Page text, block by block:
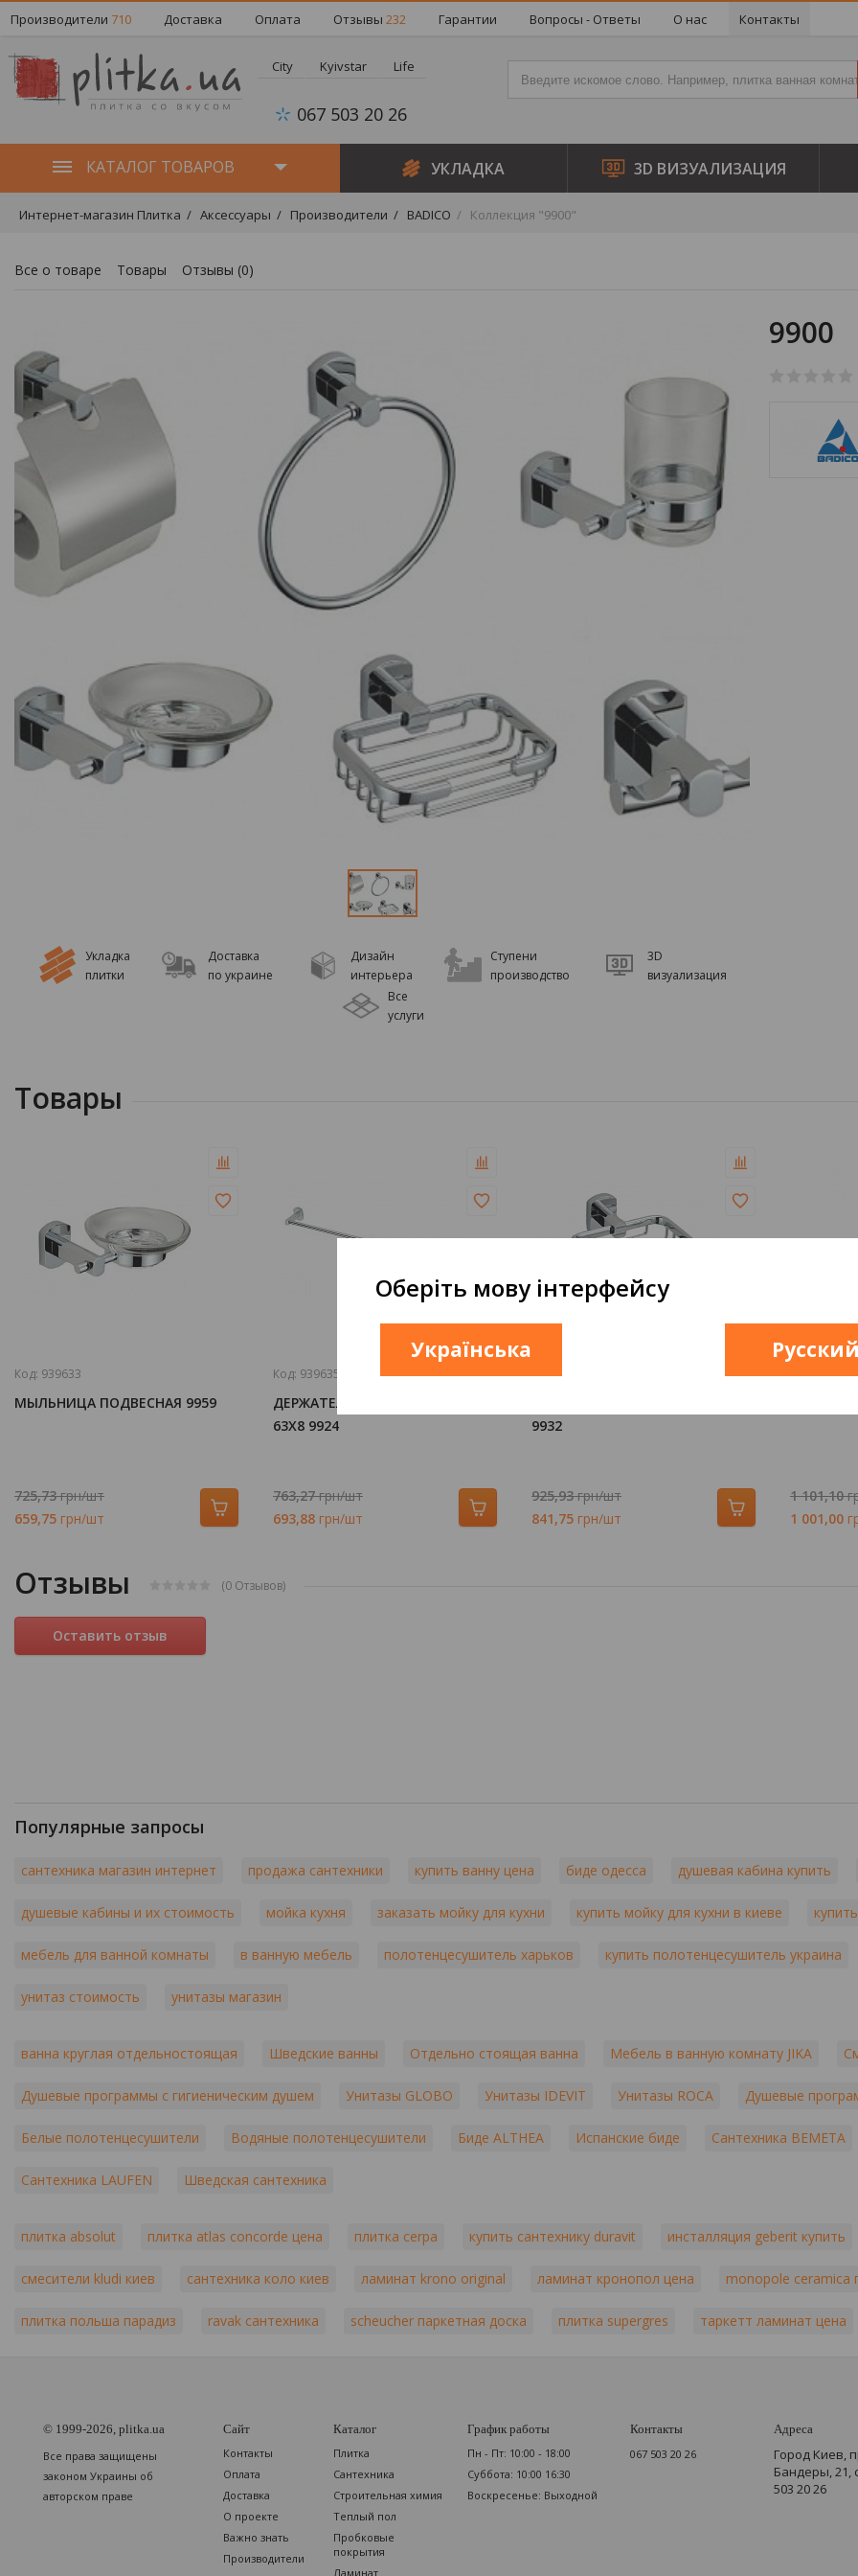
Производители 710 Доставка Оплата Отзывы 232 Гарантии Вопросы - Ответы О нас Контакты
City Kyivstar Life
067 503 20 26
КАТАЛОГ ТОВАРОВ УКЛАДКА 3D ВИЗУАЛИЗАЦИЯ
Интернет-магазин Плитка Аксессуары Производители BADICO Коллекция "9900"
Все о товаре Товары Отзывы (0)
Укладка
плитки
Доставка
по украине
Дизайн
интерьера
Ступени
производство
3D
визуализация
Все
услуги
9900
Товары
Код: 939633
МЫЛЬНИЦА ПОДВЕСНАЯ 9959
725,73грн/шт
659,75 грн/шт
Код: 939635
ДЕРЖАТЕЛЬ ДЛЯ ПОЛОТЕНЕЦ
63Х8 9924
763,27грн/шт
693,88 грн/шт
Код:939632
9932
925,93грн/шт
841,75 грн/шт
Код:939631
1 101,10
1 001,00
Отзывы (0 Отзывов)
Оставить отзыв
Популярные запросы
сантехника магазин интернет продажа сантехники купить ванну цена биде одесса душевая кабина купить
душевые кабины и их стоимость мойка кухня заказать мойку для кухни купить мойку для кухни в киеве
мебель для ванной комнаты в ванную мебель полотенцесушитель харьков купить полотенцесушитель украина
унитаз стоимость унитазы магазин
ванна круглая отдельностоящая Шведские ванны Отдельно стоящая ванна Мебель в ванную комнату JIKA
Душевые программы с гигиеническим душем Унитазы GLOBO Унитазы IDEVIT Унитазы ROCA Душевые
Белые полотенцесушители Водяные полотенцесушители Биде ALTHEA Испанские биде Сантехника BEMETA
Сантехника LAUFEN Шведская сантехника
плитка absolut плитка atlas concorde цена плитка cerpa купить сантехнику duravit инсталляция geberit купить
смесители kludi киев сантехника коло киев ламинат krono original ламинат кронопол цена monopole ceramica
плитка польша парадиз ravak сантехника scheucher паркетная доска плитка supergres таркетт ламинат цена
© 1999-2026, plitka.ua
Все права защищены
законом Украины об
авторском праве
Сайт
Контакты
Оплата
Доставка
О проекте
Важно знать
Производители
Каталог
Плитка
Сантехника
Строительная химия
Теплый пол
Пробковые
покрытия
Ламинат
График работы
Пн - Пт: 10:00 - 18:00
Суббота: 10:00 16:30
Воскресенье: Выходной
Контакты
067 503 20 26
Адреса
Город Киев,
Бандеры, 21,
503 20 26
Оберіть мову інтерфейсу
Українська